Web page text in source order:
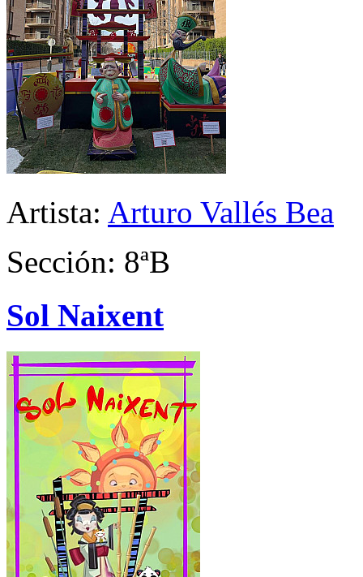
Artista: Arturo Vallés Bea
Sección: 8ªB
Sol Naixent